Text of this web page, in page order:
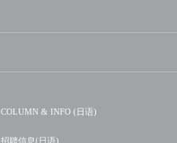
COLUMN & INFO (日语)
招聘信息(日语)